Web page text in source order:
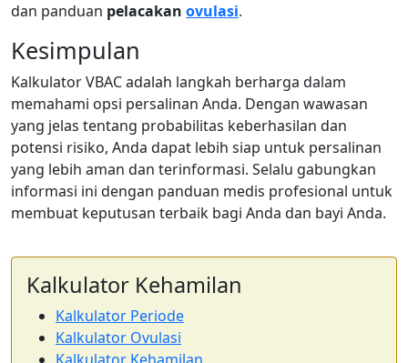
dan panduan pelacakan ovulasi.
Kesimpulan
Kalkulator VBAC adalah langkah berharga dalam
memahami opsi persalinan Anda. Dengan wawasan
yang jelas tentang probabilitas keberhasilan dan
potensi risiko, Anda dapat lebih siap untuk persalinan
yang lebih aman dan terinformasi. Selalu gabungkan
informasi ini dengan panduan medis profesional untuk
membuat keputusan terbaik bagi Anda dan bayi Anda.
Kalkulator Kehamilan
Kalkulator Periode
Kalkulator Ovulasi